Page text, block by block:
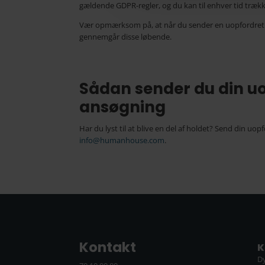
gældende GDPR-regler, og du kan til enhver tid
Vær opmærksom på, at når du sender en
gennemgår disse løbende.
Sådan sender du din
ansøgning
Har du lyst til at blive en del af holdet? Send din
info@humanhouse.com.
Kontakt